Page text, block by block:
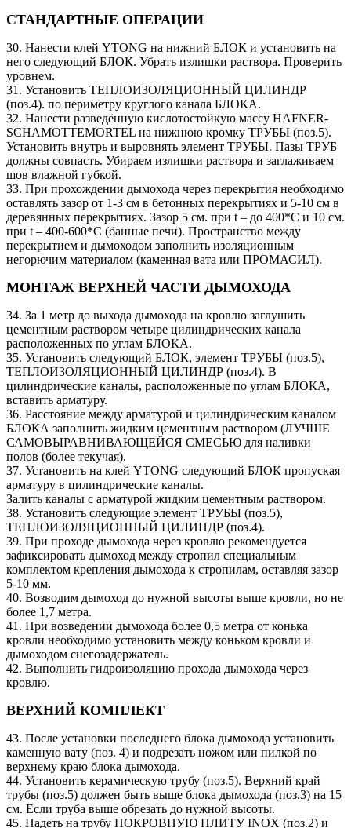
СТАНДАРТНЫЕ ОПЕРАЦИИ
30. Нанести клей YTONG на нижний БЛОК и установить на
него следующий БЛОК. Убрать излишки раствора. Проверить
уровнем.
31. Установить ТЕПЛОИЗОЛЯЦИОННЫЙ ЦИЛИНДР
(поз.4). по периметру круглого канала БЛОКА.
32. Нанести разведённую кислотостойкую массу HAFNER-
SCHAMOTTEMORTEL на нижнюю кромку ТРУБЫ (поз.5).
Установить внутрь и выровнять элемент ТРУБЫ. Пазы ТРУБ
должны совпасть. Убираем излишки раствора и заглаживаем
шов влажной губкой.
33. При прохождении дымохода через перекрытия необходимо
оставлять зазор от 1-3 см в бетонных перекрытиях и 5-10 см в
деревянных перекрытиях. Зазор 5 см. при t – до 400*C и 10 см.
при t – 400-600*C (банные печи). Пространство между
перекрытием и дымоходом заполнить изоляционным
негорючим материалом (каменная вата или ПРОМАСИЛ).
МОНТАЖ ВЕРХНЕЙ ЧАСТИ ДЫМОХОДА
34. За 1 метр до выхода дымохода на кровлю заглушить
цементным раствором четыре цилиндрических канала
расположенных по углам БЛОКА.
35. Установить следующий БЛОК, элемент ТРУБЫ (поз.5),
ТЕПЛОИЗОЛЯЦИОННЫЙ ЦИЛИНДР (поз.4). В
цилиндрические каналы, расположенные по углам БЛОКА,
вставить арматуру.
36. Расстояние между арматурой и цилиндрическим каналом
БЛОКА заполнить жидким цементным раствором (ЛУЧШЕ
САМОВЫРАВНИВАЮЩЕЙСЯ СМЕСЬЮ для наливки
полов (более текучая).
37. Установить на клей YTONG следующий БЛОК пропуская
арматуру в цилиндрические каналы.
Залить каналы с арматурой жидким цементным раствором.
38. Установить следующие элемент ТРУБЫ (поз.5),
ТЕПЛОИЗОЛЯЦИОННЫЙ ЦИЛИНДР (поз.4).
39. При проходе дымохода через кровлю рекомендуется
зафиксировать дымоход между стропил специальным
комплектом крепления дымохода к стропилам, оставляя зазор
5-10 мм.
40. Возводим дымоход до нужной высоты выше кровли, но не
более 1,7 метра.
41. При возведении дымохода более 0,5 метра от конька
кровли необходимо установить между коньком кровли и
дымоходом снегозадержатель.
42. Выполнить гидроизоляцию прохода дымохода через
кровлю.
ВЕРХНИЙ КОМПЛЕКТ
43. После установки последнего блока дымохода установить
каменную вату (поз. 4) и подрезать ножом или пилкой по
верхнему краю блока дымохода.
44. Установить керамическую трубу (поз.5). Верхний край
трубы (поз.5) должен быть выше блока дымохода (поз.3) на 15
см. Если труба выше обрезать до нужной высоты.
45. Надеть на трубу ПОКРОВНУЮ ПЛИТУ INOX (поз.2) и